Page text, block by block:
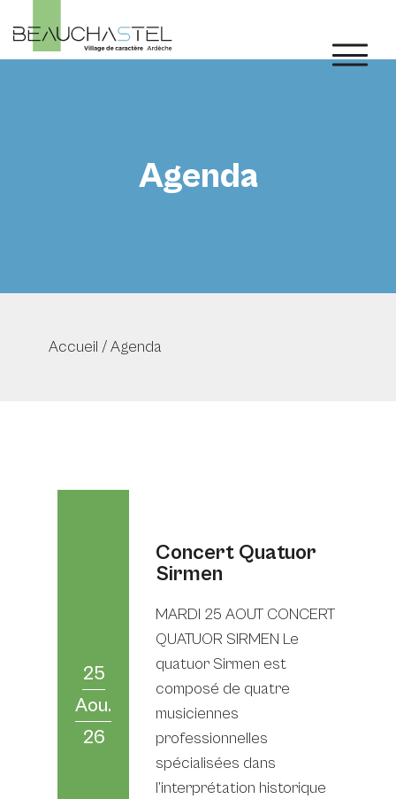
Agenda
Accueil /Agenda
25
Aou.
26
Concert Quatuor
Sirmen
MARDI 25 AOUT CONCERT
QUATUOR SIRMEN Le
quatuor Sirmen est
composé de quatre
musiciennes
professionnelles
spécialisées dans
l’interprétation historique